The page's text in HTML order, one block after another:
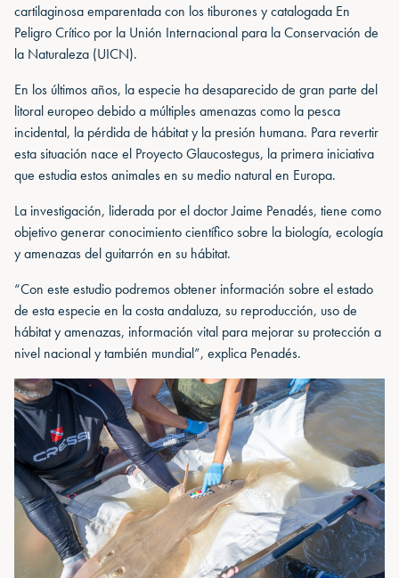
cartilaginosa emparentada con los tiburones y catalogada En
Peligro Crítico por la Unión Internacional para la Conservación de
la Naturaleza (UICN).
En los últimos años, la especie ha desaparecido de gran parte del
litoral europeo debido a múltiples amenazas como la pesca
incidental, la pérdida de hábitat y la presión humana. Para revertir
esta situación nace el Proyecto Glaucostegus, la primera iniciativa
que estudia estos animales en su medio natural en Europa.
La investigación, liderada por el doctor Jaime Penadés, tiene como
objetivo generar conocimiento científico sobre la biología, ecología
y amenazas del guitarrón en su hábitat.
“Con este estudio podremos obtener información sobre el estado
de esta especie en la costa andaluza, su reproducción, uso de
hábitat y amenazas, información vital para mejorar su protección a
nivel nacional y también mundial”, explica Penadés.